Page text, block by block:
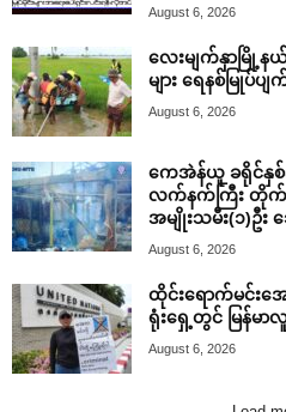
August 6, 2026
လေးမျက်နှာမြို့န
များ ရေနစ်မြုပ်ပျ
August 6, 2026
ကေအဲန်ယူ ခရိုင်နှစ်
လက်နက်ကြီး တို
အမျိုးသမီး(၁)ဦး
August 6, 2026
ထိုင်းရောက်မင်းအ
ရုံးရှေ့တွင် မြန်မာ
August 6, 2026